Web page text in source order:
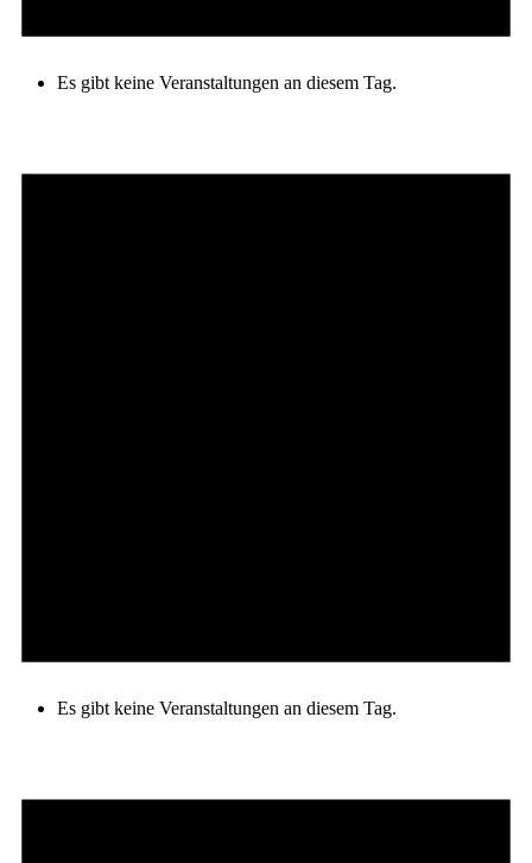
Es gibt keine Veranstaltungen an diesem Tag.
Es gibt keine Veranstaltungen an diesem Tag.